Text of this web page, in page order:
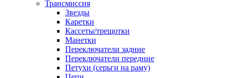
Трансмиссия
Звезды
Каретки
Кассеты/трещотки
Манетки
Переключатели задние
Переключатели передние
Петухи (серьги на раму)